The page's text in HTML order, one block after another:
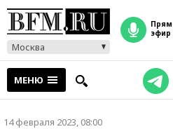
Москва
прямой
эфир
МЕНЮ
14 февраля 2023, 08:00